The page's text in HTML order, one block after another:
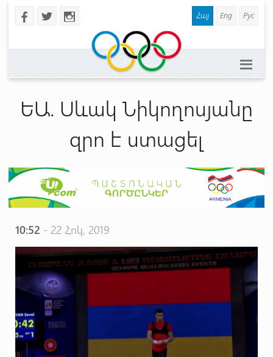
b a x Հայ Eng Рус
ԵԱ. Սևակ Նիկողոսյանը
զրո է ստացել
10:52 - 22 Հոկ, 2019